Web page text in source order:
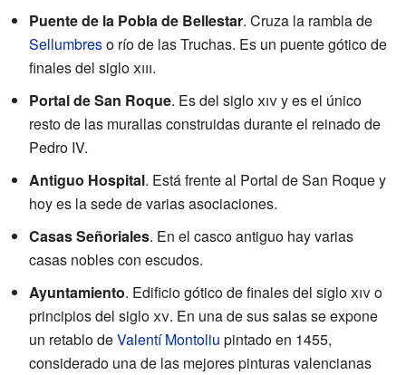
Puente de la Pobla de Bellestar. Cruza la rambla de
Sellumbreso río de las Truchas. Es un puente gótico de
finales del sigloxiii.
Portal de San Roque. Es del sigloxivy es el único
resto de las murallas construidas durante el reinado de
Pedro IV.
Antiguo Hospital. Está frente al Portal de San Roque y
hoy es la sede de varias asociaciones.
Casas Señoriales. En el casco antiguo hay varias
casas nobles con escudos.
Ayuntamiento. Edificio gótico de finales del sigloxivo
principios del sigloxv. En una de sus salas se expone
un retablo deValentí Montoliu pintado en 1455,
considerado una de las mejores pinturas valencianas